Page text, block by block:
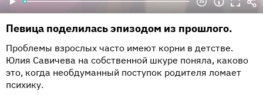
Певица поделилась эпизодом из прошлого.
Проблемы взрослых часто имеют корни в детстве.
Юлия Савичева на собственной шкуре поняла, каково
это, когда необдуманный поступок родителя ломает
психику.